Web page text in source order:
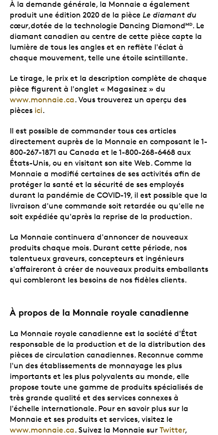
À la demande générale, la Monnaie a également
produit une édition 2020 de la pièce Le diamant du
cœur,dotée de la technologie Dancing DiamondMD. Le
diamant canadien au centre de cette pièce capte la
lumière de tous les angles et en reflète l'éclat à
chaque mouvement, telle une étoile scintillante.
Le tirage, le prix et la description complète de chaque
pièce figurent à l'onglet « Magasinez » du
www.monnaie.ca. Vous trouverez un aperçu des
pièces ici.
Il est possible de commander tous ces articles
directement auprès de la Monnaie en composant le 1-
800-267-1871 au Canada et le 1-800-268-6468 aux
États-Unis, ou en visitant son site Web. Comme la
Monnaie a modifié certaines de ses activités afin de
protéger la santé et la sécurité de ses employés
durant la pandémie de COVID-19, il est possible que la
livraison d'une commande soit retardée ou qu'elle ne
soit expédiée qu'après la reprise de la production.
La Monnaie continuera d'annoncer de nouveaux
produits chaque mois. Durant cette période, nos
talentueux graveurs, concepteurs et ingénieurs
s'affaireront à créer de nouveaux produits emballants
qui combleront les besoins de nos fidèles clients.
À propos de la Monnaie royale canadienne
La Monnaie royale canadienne est la société d'État
responsable de la production et de la distribution des
pièces de circulation canadiennes. Reconnue comme
l'un des établissements de monnayage les plus
importants et les plus polyvalents au monde, elle
propose toute une gamme de produits spécialisés de
très grande qualité et des services connexes à
l'échelle internationale. Pour en savoir plus sur la
Monnaie et ses produits et services, visitez le
www.monnaie.ca. Suivez la Monnaie sur Twitter,